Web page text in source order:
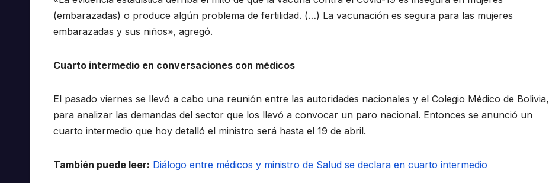
(embarazadas) o produce algún problema de fertilidad. (…) La vacunación es segura para las mujeres
embarazadas y sus niños», agregó.
Cuarto intermedio en conversaciones con médicos
El pasado viernes se llevó a cabo una reunión entre las autoridades nacionales y el Colegio Médico de Bolivia,
para analizar las demandas del sector que los llevó a convocar un paro nacional. Entonces se anunció un
cuarto intermedio que hoy detalló el ministro será hasta el 19 de abril.
También puede leer: Diálogo entre médicos y ministro de Salud se declara en cuarto intermedio